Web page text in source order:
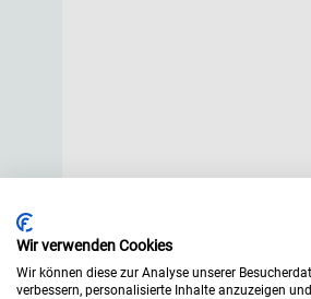
Wir verwenden Cookies
Wir können diese zur Analyse unserer
verbessern, personalisierte Inhalte anzuzeigen